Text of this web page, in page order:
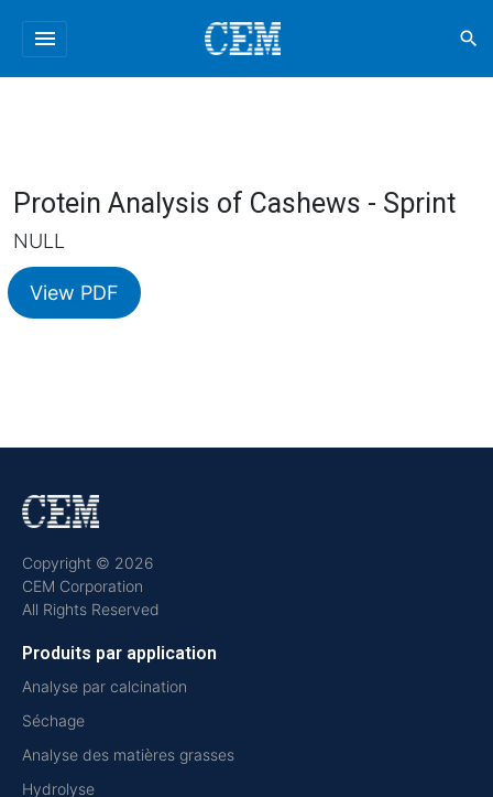
menu search
Protein Analysis of Cashews - Sprint
NULL
View PDF
Copyright © 2026
CEM Corporation
All Rights Reserved
Produits par application
Analyse par calcination
Séchage
Analyse des matières grasses
Hydrolyse